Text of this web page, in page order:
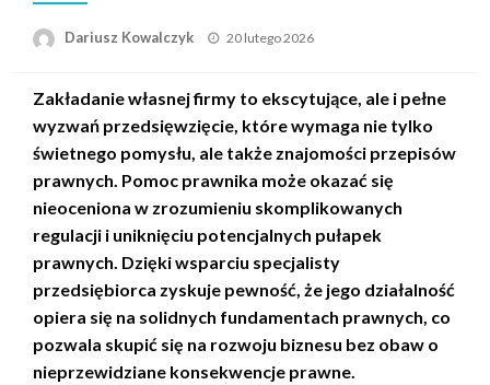
Dariusz Kowalczyk
Opublikowane
20 lutego 2026
Zakładanie własnej firmy to ekscytujące, ale i pełne
wyzwań przedsięwzięcie, które wymaga nie tylko
świetnego pomysłu, ale także znajomości przepisów
prawnych. Pomoc prawnika może okazać się
nieoceniona w zrozumieniu skomplikowanych
regulacji i uniknięciu potencjalnych pułapek
prawnych. Dzięki wsparciu specjalisty
przedsiębiorca zyskuje pewność, że jego działalność
opiera się na solidnych fundamentach prawnych, co
pozwala skupić się na rozwoju biznesu bez obaw o
nieprzewidziane konsekwencje prawne.